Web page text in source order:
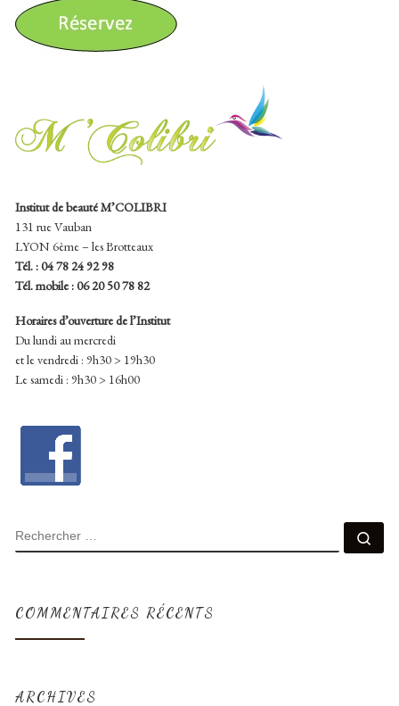
Institut de beauté M’COLIBRI
131 rue Vauban
LYON 6ème – les Brotteaux
Tél. :04 78 24 92 98
Tél. mobile : 06 20 50 78 82
Horaires d’ouverture de l’Institut
Du lundi au mercredi
et le vendredi : 9h30 > 19h30
Le samedi : 9h30 > 16h00
COMMENTAIRES RÉCENTS
ARCHIVES